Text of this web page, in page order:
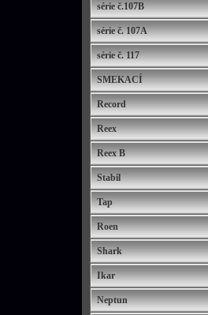
série č.107B
série č. 107A
série č. 117
SMEKACÍ
Record
Reex
Reex B
Stabil
Tap
Roen
Shark
Ikar
Neptun